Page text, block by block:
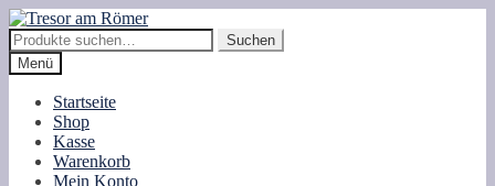
Zur
Navigation
springen
Zum
Inhalt
springen
Suche
nach:
Suchen
Menü
Startseite
Shop
Kasse
Warenkorb
Mein Konto